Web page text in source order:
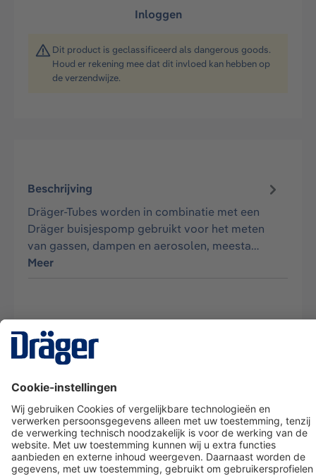
Inloggen
Dit product is geclassificeerd als dangerous goods.
Houd er rekening mee dat dit invloed kan hebben op
de verzendwijze.
Beschrijving
Dräger-Tubes worden in combinatie met een
Dräger buisjespomp gebruikt voor het meten
van gassen, dampen en aerosolen, meesta…
Meer
Dräger klantenservice
Over Dräger